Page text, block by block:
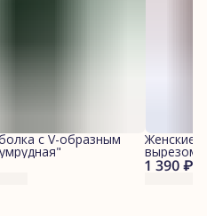
с V-образным
1 390 ₽
Женские
вырезом